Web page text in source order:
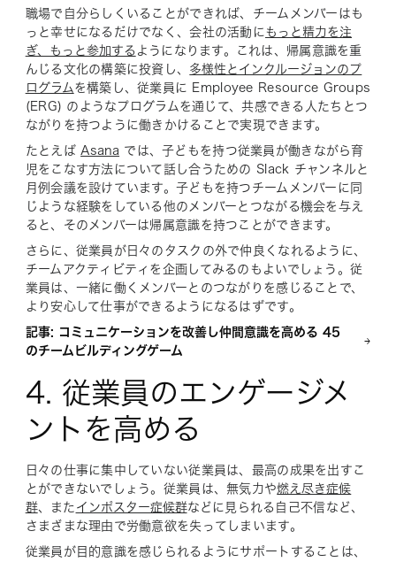
職場で自分らしくいることができれば、チームメンバーはも
っと幸せになるだけでなく、会社の活動に もっと精力を注
ぎ、もっと参加する ようになります。これは、帰属意識を重
んじる文化の構築に投資し、 多様性とインクルージョンのプ
ログラム を構築し、従業員に Employee Resource Groups
(ERG) のようなプログラムを通じて、共感できる人たちとつ
ながりを持つように働きかけることで実現できます。
たとえば Asana では、子どもを持つ従業員が働きながら育
児をこなす方法について話し合うための Slack チャンネルと
月例会議を設けています。子どもを持つチームメンバーに同
じような経験をしている他のメンバーとつながる機会を与え
ると、そのメンバーは帰属意識を持つことができます。
さらに、従業員が日々のタスクの外で仲良くなれるように、
チームアクティビティを企画してみるのもよいでしょう。従
業員は、一緒に働くメンバーとのつながりを感じることで、
より安心して仕事ができるようになるはずです。
記事: コミュニケーションを改善し仲間意識を高める 45
のチームビルディングゲーム
4. 従業員のエンゲージメ
ントを高める
日々の仕事に集中していない従業員は、最高の成果を出すこ
とができないでしょう。従業員は、無気力や燃え尽き症候
群、また インポスター症候群などに見られる自己不信など、
さまざまな理由で労働意欲を失ってしまいます。
従業員が目的意識を感じられるようにサポートすることは、